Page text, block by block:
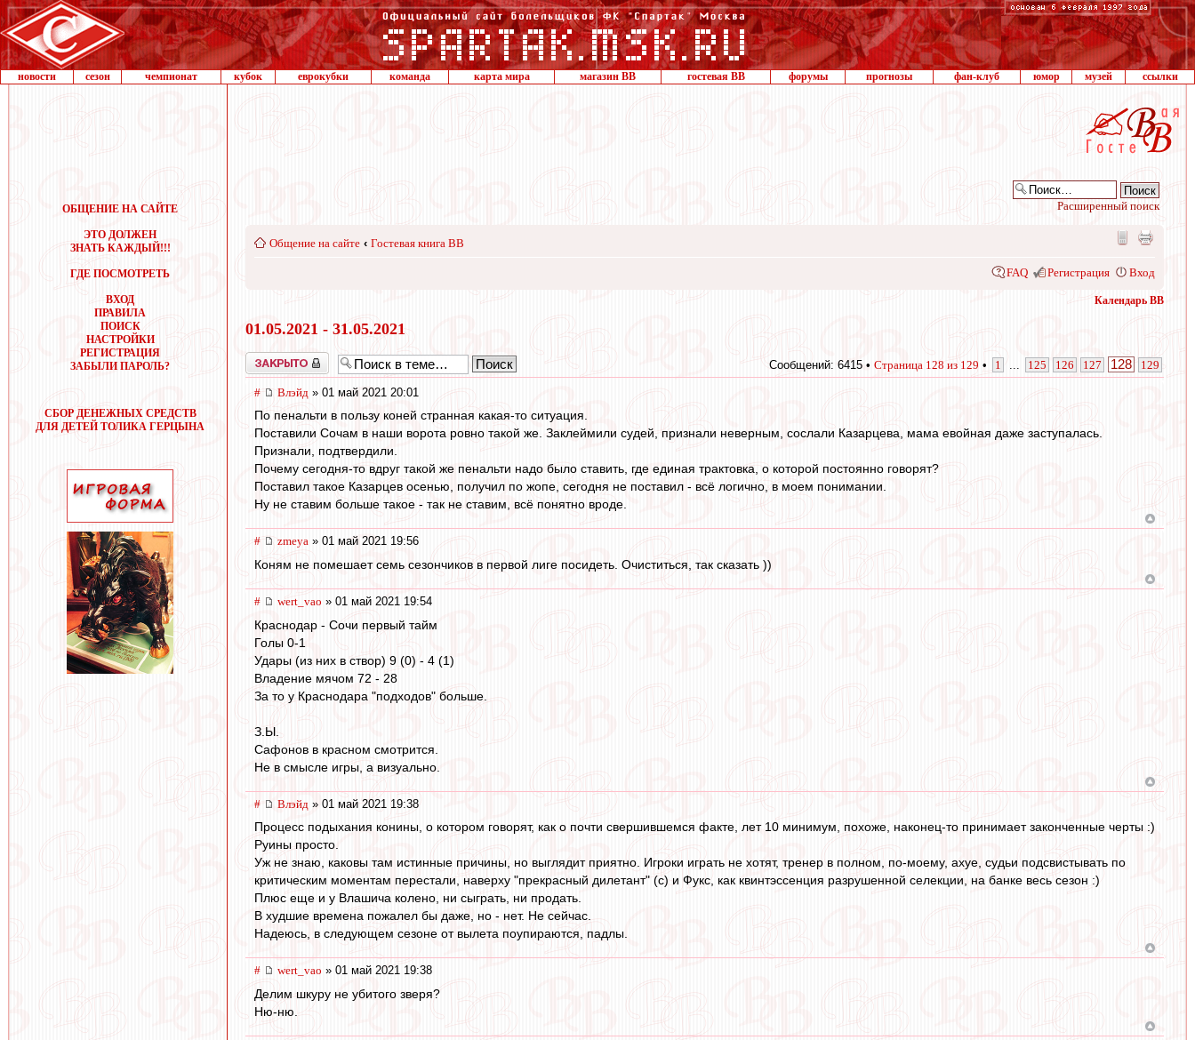
новости сезон чемпионат кубок еврокубки команда карта мира магазин ВВ гостевая ВВ форумы прогнозы фан-клуб юмор музей ссылки
ОБЩЕНИЕ НА САЙТЕ
ЭТО ДОЛЖЕН
ЗНАТЬ КАЖДЫЙ!!!
ГДЕ ПОСМОТРЕТЬ
ВХОД
ПРАВИЛА
ПОИСК
НАСТРОЙКИ
РЕГИСТРАЦИЯ
ЗАБЫЛИ ПАРОЛЬ?
СБОР ДЕНЕЖНЫХ СРЕДСТВ
ДЛЯ ДЕТЕЙ ТОЛИКА ГЕРЦЫНА
Расширенный поиск
Общение на сайте ‹ Гостевая книга ВВ
FAQ Регистрация Вход
Календарь ВВ
01.05.2021 - 31.05.2021
Закрыто Сообщений: 6415 • Страница 128 из 129 • 1 125 126 127 128 129
# Влэйд » 01 май 2021 20:01
По пенальти в пользу коней странная какая-то ситуация.
Поставили Сочам в наши ворота ровно такой же. Заклеймили судей, признали неверным, сослали Казарцева, мама евойная даже заступалась.
Признали, подтвердили.
Почему сегодня-то вдруг такой же пенальти надо было ставить, где единая трактовка, о которой постоянно говорят?
Поставил такое Казарцев осенью, получил по жопе, сегодня не поставил - всё логично, в моем понимании.
Ну не ставим больше такое - так не ставим, всё понятно вроде.
# zmeya » 01 май 2021 19:56
Коням не помешает семь сезончиков в первой лиге посидеть. Очиститься, так сказать ))
# wert_vao » 01 май 2021 19:54
Краснодар - Сочи первый тайм
Голы 0-1
Удары (из них в створ) 9 (0) - 4 (1)
Владение мячом 72 - 28
За то у Краснодара "подходов" больше.
З.Ы.
Сафонов в красном смотрится.
Не в смысле игры, а визуально.
# Влэйд » 01 май 2021 19:38
Процесс подыхания конины, о котором говорят, как о почти свершившемся факте, лет 10 минимум, похоже, наконец-то принимает законченные черты :)
Руины просто.
Уж не знаю, каковы там истинные причины, но выглядит приятно. Игроки играть не хотят, тренер в полном, по-моему, ахуе, судьи подсвистывать по
критическим моментам перестали, наверху "прекрасный дилетант" (с) и Фукс, как квинтэссенция разрушенной селекции, на банке весь сезон :)
Плюс еще и у Влашича колено, ни сыграть, ни продать.
В худшие времена пожалел бы даже, но - нет. Не сейчас.
Надеюсь, в следующем сезоне от вылета поупираются, падлы.
# wert_vao » 01 май 2021 19:38
Делим шкуру не убитого зверя?
Ню-ню.